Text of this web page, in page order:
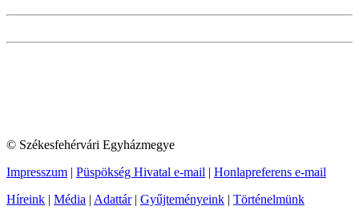
© Székesfehérvári Egyházmegye
Impresszum | Püspökség Hivatal e-mail | Honlapreferens e-mail
Híreink | Média | Adattár| Gyűjteményeink | Történelmünk